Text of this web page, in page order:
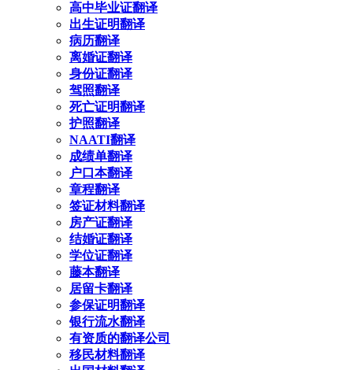
高中毕业证翻译
出生证明翻译
病历翻译
离婚证翻译
身份证翻译
驾照翻译
死亡证明翻译
护照翻译
NAATI翻译
成绩单翻译
户口本翻译
章程翻译
签证材料翻译
房产证翻译
结婚证翻译
学位证翻译
藤本翻译
居留卡翻译
参保证明翻译
银行流水翻译
有资质的翻译公司
移民材料翻译